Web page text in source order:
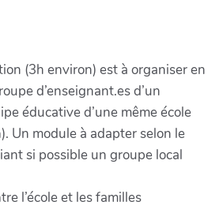
(3h environ) est à organiser en
d’enseignant.es d’un
éducative d’une même école
Un module à adapter selon le
si possible un groupe local
l’école et les familles